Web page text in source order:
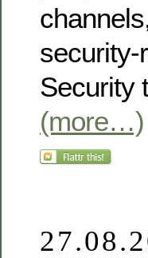
security-
Security
(more…)